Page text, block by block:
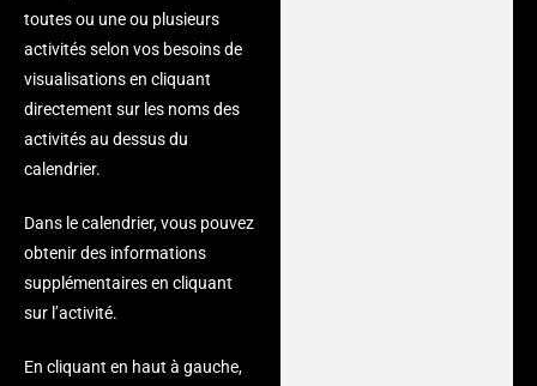
toutes ou une ou plusieurs
activités selon vos besoins de
visualisations en cliquant
directement sur les noms des
activités au dessus du
calendrier.
Dans le calendrier, vous pouvez
obtenir des informations
supplémentaires en cliquant
sur l’activité.
En cliquant en haut à gauche,